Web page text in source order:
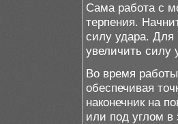
Сама работа с
терпения.
силу удара. Для
увеличить силу
Во время
обеспечивая
наконечник на
или под углом в